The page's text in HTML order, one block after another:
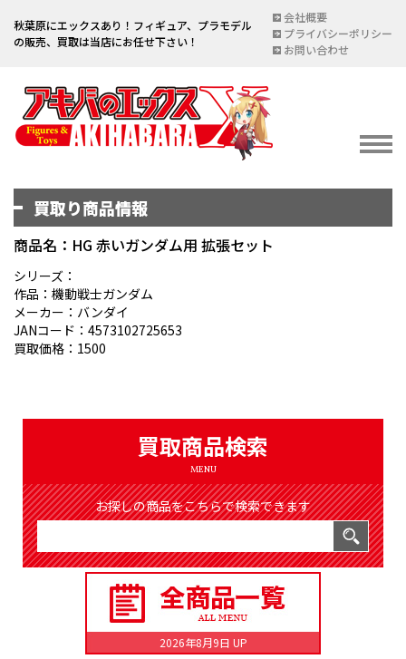
秋葉原にエックスあり！フィギュア、プラモデル
の販売、買取は当店にお任せ下さい！
会社概要
プライバシーポリシー
お問い合わせ
イベント情報
宅配買取のご案内
DELIVERY PURCHASE
買取お申し込み
ASSESSMENT
買取り商品情報
商品名：HG 赤いガンダム用 拡張セット
シリーズ：
作品：機動戦士ガンダム
メーカー：バンダイ
JANコード：4573102725653
買取価格：1500
買取商品検索
MENU
お探しの商品をこちらで検索できます
2026年8月9日 UP